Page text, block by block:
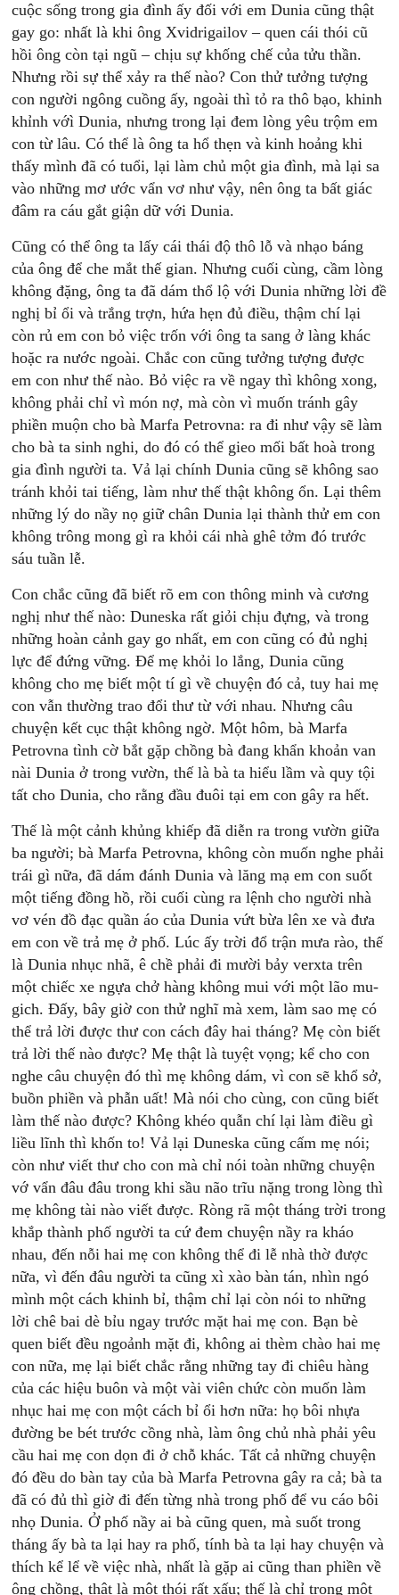
cuộc sống trong gia đình ấy đối với em Dunia cũng thật
gay go: nhất là khi ông Xvidrigailov – quen cái thói cũ
hồi ông còn tại ngũ – chịu sự khống chế của tửu thần.
Nhưng rồi sự thể xảy ra thế nào? Con thử tưởng tượng
con người ngông cuồng ấy, ngoài thì tỏ ra thô bạo, khinh
khỉnh vớì Dunia, nhưng trong lại đem lòng yêu trộm em
con từ lâu. Có thể là ông ta hổ thẹn và kinh hoảng khi
thấy mình đã có tuổi, lại làm chủ một gia đình, mà lại sa
vào những mơ ước vẩn vơ như vậy, nên ông ta bất giác
đâm ra cáu gắt giận dữ với Dunia.
Cũng có thể ông ta lấy cái thái độ thô lỗ và nhạo báng
của ông để che mắt thế gian. Nhưng cuối cùng, cầm lòng
không đặng, ông ta đã dám thổ lộ với Dunia những lời đề
nghị bỉ ổi và trắng trợn, hứa hẹn đủ điều, thậm chí lại
còn rủ em con bỏ việc trốn với ông ta sang ở làng khác
hoặc ra nước ngoài. Chắc con cũng tưởng tượng được
em con như thế nào. Bỏ việc ra về ngay thì không xong,
không phải chỉ vì món nợ, mà còn vì muốn tránh gây
phiền muộn cho bà Marfa Petrovna: ra đi như vậy sẽ làm
cho bà ta sinh nghi, do đó có thể gieo mối bất hoà trong
gia đình người ta. Vả lại chính Dunia cũng sẽ không sao
tránh khỏi tai tiếng, làm như thế thật không ổn. Lại thêm
những lý do nầy nọ giữ chân Dunia lại thành thử em con
không trông mong gì ra khỏi cái nhà ghê tởm đó trước
sáu tuần lễ.
Con chắc cũng đã biết rõ em con thông minh và cương
nghị như thế nào: Duneska rất giỏi chịu đựng, và trong
những hoàn cảnh gay go nhất, em con cũng có đủ nghị
lực để đứng vững. Để mẹ khỏi lo lắng, Dunia cũng
không cho mẹ biết một tí gì về chuyện đó cả, tuy hai mẹ
con vẫn thường trao đổi thư từ với nhau. Nhưng câu
chuyện kết cục thật không ngờ. Một hôm, bà Marfa
Petrovna tình cờ bắt gặp chồng bà đang khẩn khoản van
nài Dunia ở trong vườn, thế là bà ta hiểu lầm và quy tội
tất cho Dunia, cho rằng đầu đuôi tại em con gây ra hết.
Thế là một cảnh khủng khiếp đã diễn ra trong vườn giữa
ba người; bà Marfa Petrovna, không còn muốn nghe phải
trái gì nữa, đã dám đánh Dunia và lăng mạ em con suốt
một tiếng đồng hồ, rồi cuối cùng ra lệnh cho người nhà
vơ vén đồ đạc quần áo của Dunia vứt bừa lên xe và đưa
em con về trả mẹ ở phố. Lúc ấy trời đổ trận mưa rào, thế
là Dunia nhục nhã, ê chề phải đi mười bảy verxta trên
một chiếc xe ngựa chở hàng không mui với một lão mu-
gich. Đấy, bây giờ con thử nghĩ mà xem, làm sao mẹ có
thể trả lời được thư con cách đây hai tháng? Mẹ còn biết
trả lời thế nào được? Mẹ thật là tuyệt vọng; kể cho con
nghe câu chuyện đó thì mẹ không dám, vì con sẽ khổ sở,
buồn phiền và phẫn uất! Mà nói cho cùng, con cũng biết
làm thế nào được? Không khéo quẫn chí lại làm điều gì
liều lĩnh thì khốn to! Vả lại Duneska cũng cấm mẹ nói;
còn như viết thư cho con mà chỉ nói toàn những chuyện
vớ vẩn đâu đâu trong khi sầu não trĩu nặng trong lòng thì
mẹ không tài nào viết được. Ròng rã một tháng trời trong
khắp thành phố người ta cứ đem chuyện nầy ra kháo
nhau, đến nỗi hai mẹ con không thể đi lễ nhà thờ được
nữa, vì đến đâu người ta cũng xì xào bàn tán, nhìn ngó
mình một cách khinh bỉ, thậm chỉ lại còn nói to những
lời chê bai dè bỉu ngay trước mặt hai mẹ con. Bạn bè
quen biết đều ngoảnh mặt đi, không ai thèm chào hai mẹ
con nữa, mẹ lại biết chắc rằng những tay đi chiêu hàng
của các hiệu buôn và một vài viên chức còn muốn làm
nhục hai mẹ con một cách bỉ ổi hơn nữa: họ bôi nhựa
đường be bét trước cồng nhà, làm ông chủ nhà phải yêu
cầu hai mẹ con dọn đi ở chỗ khác. Tất cả những chuyện
đó đều do bàn tay của bà Marfa Petrovna gây ra cả; bà ta
đã có đủ thì giờ đi đến từng nhà trong phố để vu cáo bôi
nhọ Dunia. Ở phố nầy ai bà cũng quen, mà suốt trong
tháng ấy bà ta lại hay ra phố, tính bà ta lại hay chuyện và
thích kể lể về việc nhà, nhất là gặp ai cũng than phiền về
ông chồng, thật là một thói rất xấu; thế là chỉ trong một